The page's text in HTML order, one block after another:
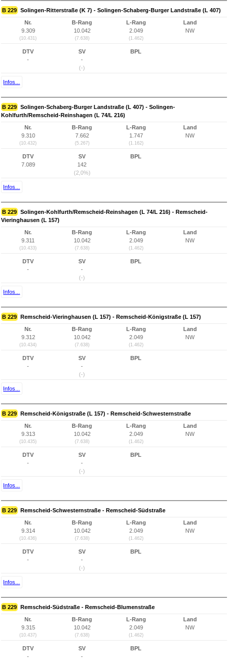
B 229 Solingen-Ritterstraße (K 7) - Solingen-Schaberg-Burger Landstraße (L 407)
Nr.
9.309
(10.431)
B-Rang
10.042
(7.638)
L-Rang
2.049
(1.462)
Land
NW
DTV
-
SV
-
(-)
BPL
Infos...
B 229 Solingen-Schaberg-Burger Landstraße (L 407) - Solingen-
Kohlfurth/Remscheid-Reinshagen (L 74/L 216)
Nr.
9.310
(10.432)
B-Rang
7.662
(5.267)
L-Rang
1.747
(1.162)
Land
NW
DTV
7.089
SV
142
(2,0%)
BPL
Infos...
B 229 Solingen-Kohlfurth/Remscheid-Reinshagen (L 74/L 216) - Remscheid-
Vieringhausen (L 157)
Nr.
9.311
(10.433)
B-Rang
10.042
(7.638)
L-Rang
2.049
(1.462)
Land
NW
DTV
-
SV
-
(-)
BPL
Infos...
B 229 Remscheid-Vieringhausen (L 157) - Remscheid-Königstraße (L 157)
Nr.
9.312
(10.434)
B-Rang
10.042
(7.638)
L-Rang
2.049
(1.462)
Land
NW
DTV
-
SV
-
(-)
BPL
Infos...
B 229 Remscheid-Königstraße (L 157) - Remscheid-Schwesternstraße
Nr.
9.313
(10.435)
B-Rang
10.042
(7.638)
L-Rang
2.049
(1.462)
Land
NW
DTV
-
SV
-
(-)
BPL
Infos...
B 229 Remscheid-Schwesternstraße - Remscheid-Südstraße
Nr.
9.314
(10.436)
B-Rang
10.042
(7.638)
L-Rang
2.049
(1.462)
Land
NW
DTV
-
SV
-
(-)
BPL
Infos...
B 229 Remscheid-Südstraße - Remscheid-Blumenstraße
Nr.
9.315
(10.437)
B-Rang
10.042
(7.638)
L-Rang
2.049
(1.462)
Land
NW
DTV
-
SV
-
BPL